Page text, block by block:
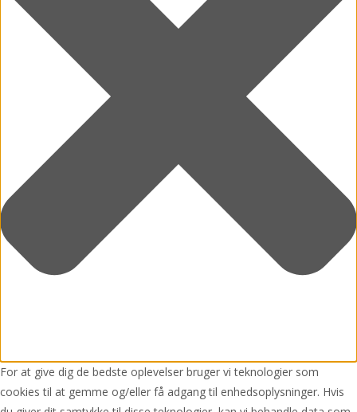
For at give dig de bedste oplevelser bruger vi teknologier som
cookies til at gemme og/eller få adgang til enhedsoplysninger. Hvis